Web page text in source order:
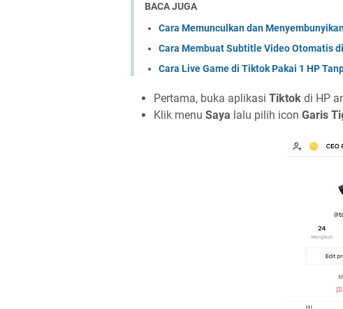
BACA JUGA
Cara Memunculkan dan
Cara Membuat Subtitle Video Otomatis
Cara Live Game di Tiktok Pakai 1 HP
Pertama, buka aplikasi Tiktok di HP
Klik menu Saya lalu pilih icon Garis